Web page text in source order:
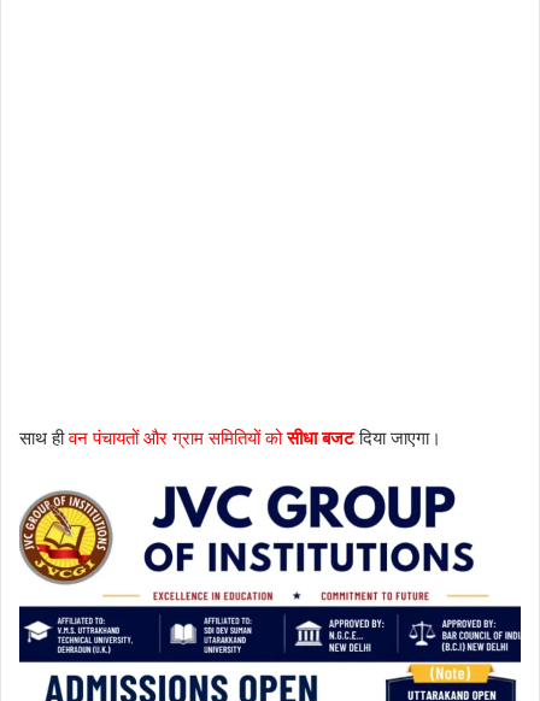
साथ हीवन पंचायतों और ग्राम समितियों कोसीधा बजटदिया जाएगा।